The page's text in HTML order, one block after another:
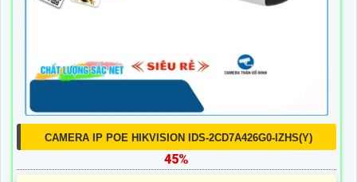
CAMERA IP POE HIKVISION IDS-2CD7A426G0-IZHS(Y)
45%